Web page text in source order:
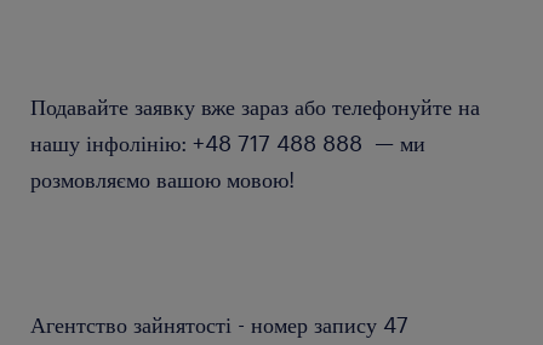
Подавайте заявку вже зараз або телефонуйте на
нашу інфолінію: +48 717 488 888 — ми
розмовляємо вашою мовою!
Агентство зайнятості - номер запису 47